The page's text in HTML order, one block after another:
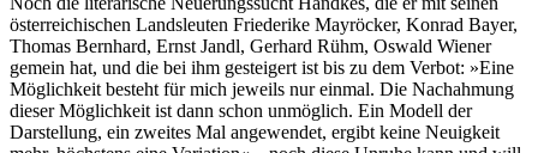
österreichischen Landsleuten Friederike Mayröcker, Konrad Bayer,
Thomas Bernhard, Ernst Jandl, Gerhard Rühm, Oswald Wiener
gemein hat, und die bei ihm gesteigert ist bis zu dem Verbot: »Eine
Möglichkeit besteht für mich jeweils nur einmal. Die Nachahmung
dieser Möglichkeit ist dann schon unmöglich. Ein Modell der
Darstellung, ein zweites Mal angewendet, ergibt keine Neuigkeit